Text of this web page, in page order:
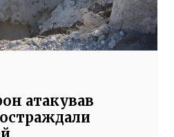
атакував